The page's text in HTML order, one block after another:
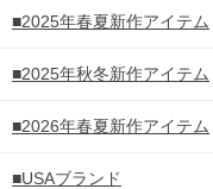
■2025年春夏新作アイテム
■2025年秋冬新作アイテム
■2026年春夏新作アイテム
■USAブランド